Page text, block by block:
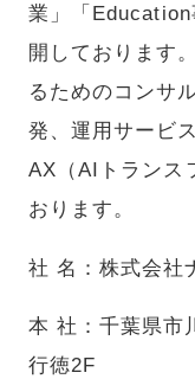
業」「
開しております
るためのコンサ
発、運用サービ
AX（AIトランス
おります。
社 名：株式会社
本 社：千葉県市
行徳2F